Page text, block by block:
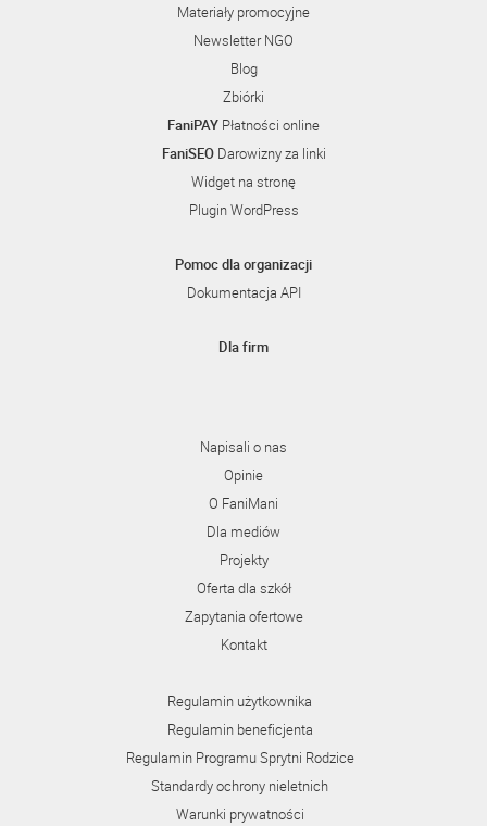
Materiały promocyjne
Newsletter NGO
Blog
Zbiórki
FaniPAY Płatności online
FaniSEODarowizny za linki
Widget na stronę
Plugin WordPress
Pomoc dla organizacji
Dokumentacja API
Dla firm
Napisali o nas
Opinie
O FaniMani
Dla mediów
Projekty
Oferta dla szkół
Zapytania ofertowe
Kontakt
Regulamin użytkownika
Regulamin beneficjenta
Regulamin Programu Sprytni Rodzice
Standardy ochrony nieletnich
Warunki prywatności